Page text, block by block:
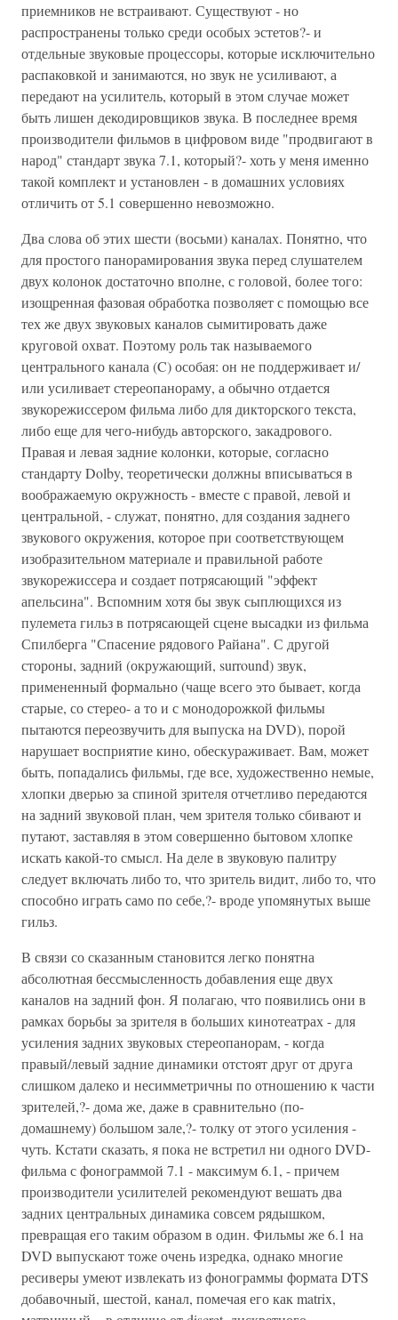
приемников не встраивают. Существуют - но
распространены только среди особых эстетов?- и
отдельные звуковые процессоры, которые исключительно
распаковкой и занимаются, но звук не усиливают, а
передают на усилитель, который в этом случае может
быть лишен декодировщиков звука. В последнее время
производители фильмов в цифровом виде "продвигают в
народ" стандарт звука 7.1, который?- хоть у меня именно
такой комплект и установлен - в домашних условиях
отличить от 5.1 совершенно невозможно.
Два слова об этих шести (восьми) каналах. Понятно, что
для простого панорамирования звука перед слушателем
двух колонок достаточно вполне, с головой, более того:
изощренная фазовая обработка позволяет с помощью все
тех же двух звуковых каналов сымитировать даже
круговой охват. Поэтому роль так называемого
центрального канала (C) особая: он не поддерживает и/
или усиливает стереопанораму, а обычно отдается
звукорежиссером фильма либо для дикторского текста,
либо еще для чего-нибудь авторского, закадрового.
Правая и левая задние колонки, которые, согласно
стандарту Dolby, теоретически должны вписываться в
воображаемую окружность - вместе с правой, левой и
центральной, - служат, понятно, для создания заднего
звукового окружения, которое при соответствующем
изобразительном материале и правильной работе
звукорежиссера и создает потрясающий "эффект
апельсина". Вспомним хотя бы звук сыплющихся из
пулемета гильз в потрясающей сцене высадки из фильма
Спилберга "Спасение рядового Райана". С другой
стороны, задний (окружающий, surround) звук,
примененный формально (чаще всего это бывает, когда
старые, со стерео- а то и с монодорожкой фильмы
пытаются переозвучить для выпуска на DVD), порой
нарушает восприятие кино, обескураживает. Вам, может
быть, попадались фильмы, где все, художественно немые,
хлопки дверью за спиной зрителя отчетливо передаются
на задний звуковой план, чем зрителя только сбивают и
путают, заставляя в этом совершенно бытовом хлопке
искать какой-то смысл. На деле в звуковую палитру
следует включать либо то, что зритель видит, либо то, что
способно играть само по себе,?- вроде упомянутых выше
гильз.
В связи со сказанным становится легко понятна
абсолютная бессмысленность добавления еще двух
каналов на задний фон. Я полагаю, что появились они в
рамках борьбы за зрителя в больших кинотеатрах - для
усиления задних звуковых стереопанорам, - когда
правый/левый задние динамики отстоят друг от друга
слишком далеко и несимметричны по отношению к части
зрителей,?- дома же, даже в сравнительно (по-
домашнему) большом зале,?- толку от этого усиления -
чуть. Кстати сказать, я пока не встретил ни одного DVD-
фильма с фонограммой 7.1 - максимум 6.1, - причем
производители усилителей рекомендуют вешать два
задних центральных динамика совсем рядышком,
превращая его таким образом в один. Фильмы же 6.1 на
DVD выпускают тоже очень изредка, однако многие
ресиверы умеют извлекать из фонограммы формата DTS
добавочный, шестой, канал, помечая его как matrix,